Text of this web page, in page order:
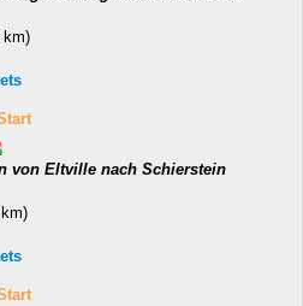
km)
von Eltville nach Schierstein